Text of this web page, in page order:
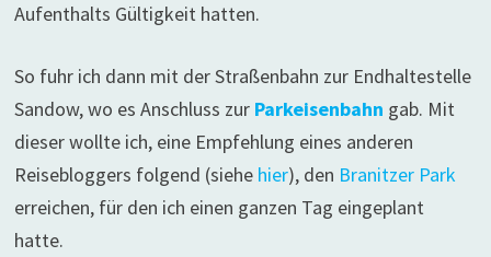
Aufenthalts Gültigkeit hatten.
So fuhr ich dann mit der Straßenbahn zur Endhaltestelle
Sandow, wo es Anschluss zur Parkeisenbahn gab. Mit
dieser wollte ich, eine Empfehlung eines anderen
Reisebloggers folgend (siehe hier), den Branitzer Park
erreichen, für den ich einen ganzen Tag eingeplant
hatte.